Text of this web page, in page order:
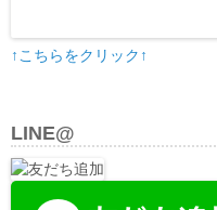
↑こちらをクリック↑
LINE@